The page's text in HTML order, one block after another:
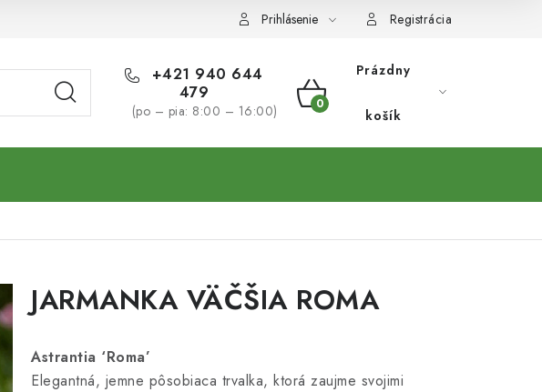
Prihlásenie Registrácia
+421 940 644
479
(po – pia: 8:00 – 16:00)
NÁKUPNÝ
Prázdny
košík
JARMANKA VÄČŠIA ROMA
Astrantia ‘Roma’
Elegantná, jemne pôsobiaca trvalka, ktorá zaujme svojimi